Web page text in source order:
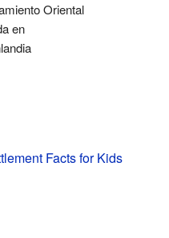
Oriental
en
Facts for Kids